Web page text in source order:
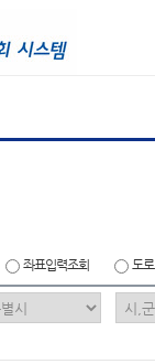
좌표입력조회 도